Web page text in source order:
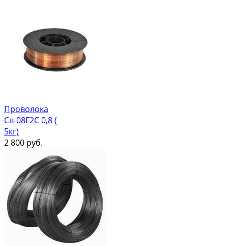
Проволока
Св-08Г2С 0,8 (
5кг)
2 800 руб.